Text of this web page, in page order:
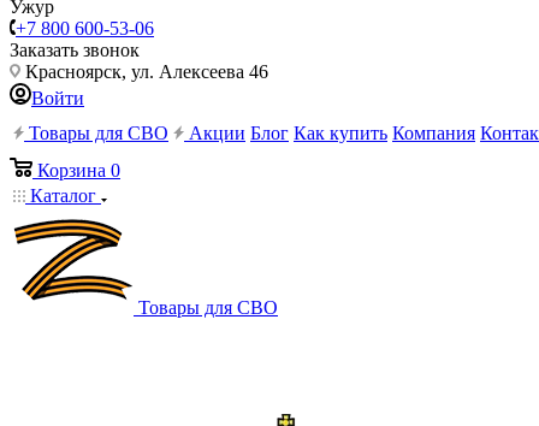
Ужур
+7 800 600-53-06
Заказать звонок
Красноярск, ул. Алексеева 46
Войти
Товары для СВО
Акции Блог Как купить Компания
Корзина 0
Каталог
Товары для СВО